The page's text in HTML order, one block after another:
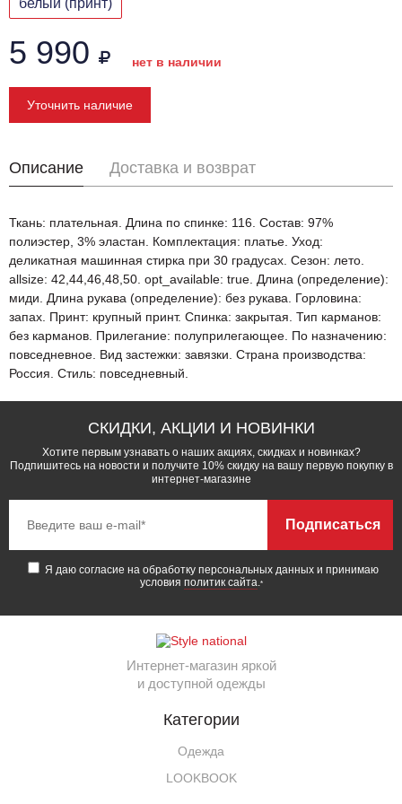
белый (принт)
5 990 нет в наличии
Уточнить наличие
Описание Доставка и возврат
Ткань: плательная. Длина по спинке: 116. Состав: 97%
полиэстер, 3% эластан. Комплектация: платье. Уход:
деликатная машинная стирка при 30 градусах. Сезон: лето.
allsize: 42,44,46,48,50. opt_available: true. Длина (определение):
миди. Длина рукава (определение): без рукава. Горловина:
запах. Принт: крупный принт. Спинка: закрытая. Тип карманов:
без карманов. Прилегание: полуприлегающее. По назначению:
повседневное. Вид застежки: завязки. Страна производства:
Россия. Стиль: повседневный.
СКИДКИ, АКЦИИ И НОВИНКИ
Хотите первым узнавать о наших акциях, скидках и новинках?
Подпишитесь на новости и получите 10% скидку на вашу первую покупку в
интернет-магазине
Я даю согласие на обработку персональных данных и принимаю
условия политик сайта.*
Подписаться
Интернет-магазин яркой
и доступной одежды
Категории
Одежда
LOOKBOOK